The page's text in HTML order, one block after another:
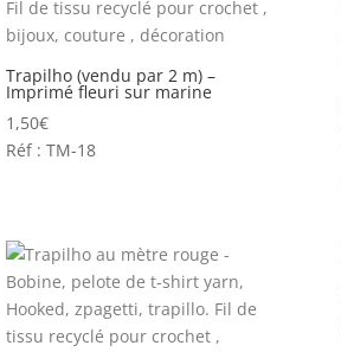
Trapilho (vendu par 2 m) –
Imprimé fleuri sur marine
1,50€
Réf : TM-18